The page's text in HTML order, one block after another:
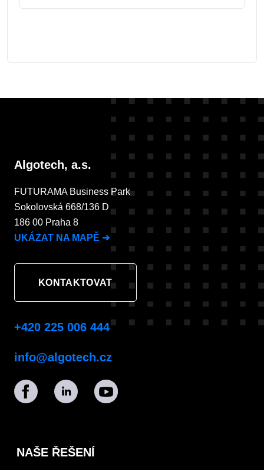
Algotech, a.s.
FUTURAMA Business Park
Sokolovská 668/136 D
186 00 Praha 8
UKÁZAT NA MAPĚ ➔
KONTAKTOVAT
+420 225 006 444
info@algotech.cz
NAŠE ŘEŠENÍ